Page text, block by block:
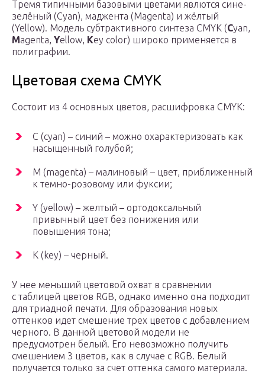
Тремя типичными базовыми цветами явлются сине-
зелёный (Cyan), маджента (Magenta) и жёлтый
(Yellow). Модель субтрактивного синтеза CMYK (Cyan,
Magenta, Yellow, Key color) широко применяется в
полиграфии.
Цветовая схема CMYK
Состоит из 4 основных цветов, расшифровка CMYK:
С (сyan) – синий – можно охарактеризовать как
насыщенный голубой;
M (magenta) – малиновый – цвет, приближенный
к темно-розовому или фуксии;
Y (yellow) – желтый – ортодоксальный
привычный цвет без понижения или
повышения тона;
K (key) – черный.
У нее меньший цветовой охват в сравнении
с таблицей цветов RGB, однако именно она подходит
для триадной печати. Для образования новых
оттенков идет смешение трех цветов с добавлением
черного. В данной цветовой модели не
предусмотрен белый. Его невозможно получить
смешением 3 цветов, как в случае с RGB. Белый
получается только за счет оттенка самого материала.